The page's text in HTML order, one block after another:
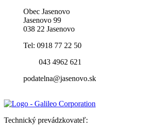
Obec Jasenovo
Jasenovo 99
038 22 Jasenovo
Tel: 0918 77 22 50
043 4962 621
podatelna@jasenovo.sk
Technický prevádzkovateľ: